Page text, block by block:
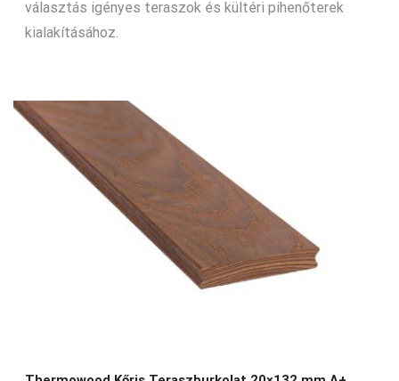
választás igényes teraszok és kültéri pihenőterek
kialakításához.